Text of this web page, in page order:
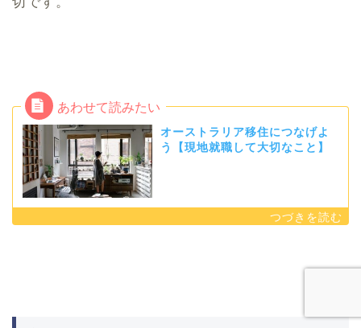
オーストラリア移住につなげよ
う【現地就職して大切なこと】